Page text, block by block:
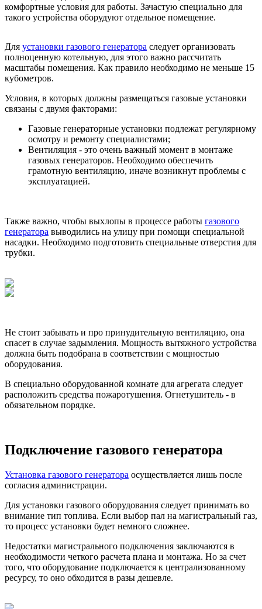
комфортные условия для работы. Зачастую специально для
такого устройства оборудуют отдельное помещение.
Для установки газового генератора следует организовать
полноценную котельную, для этого важно рассчитать
масштабы помещения. Как правило необходимо не меньше 15
кубометров.
Условия, в которых должны размещаться газовые установки
связаны с двумя факторами:
Газовые генераторные установки подлежат регулярному
осмотру и ремонту специалистами;
Вентиляция - это очень важный момент в монтаже
газовых генераторов. Необходимо обеспечить
грамотную вентиляцию, иначе возникнут проблемы с
эксплуатацией.
Также важно, чтобы выхлопы в процессе работы газового
генератора выводились на улицу при помощи специальной
насадки. Необходимо подготовить специальные отверстия для
трубки.
Не стоит забывать и про принудительную вентиляцию, она
спасет в случае задымления. Мощность вытяжного устройства
должна быть подобрана в соответствии с мощностью
оборудования.
В специально оборудованной комнате для агрегата следует
расположить средства пожаротушения. Огнетушитель - в
обязательном порядке.
Подключение газового генератора
Установка газового генератора осуществляется лишь после
согласия администрации.
Для установки газового оборудования следует принимать во
внимание тип топлива. Если выбор пал на магистральный газ,
то процесс установки будет немного сложнее.
Недостатки магистрального подключения заключаются в
необходимости четкого расчета плана и монтажа. Но за счет
того, что оборудование подключается к централизованному
ресурсу, то оно обходится в разы дешевле.